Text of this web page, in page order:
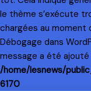
le thème s’exécute
chargées au moment
Débogage dans
message a été ajouté
/home/lesnews/
6170